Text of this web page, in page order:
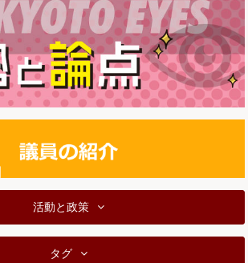
活動と政策
タグ